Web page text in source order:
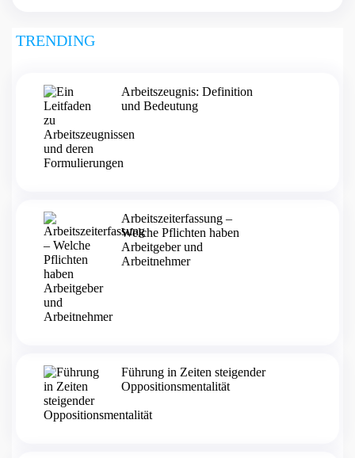
TRENDING
Arbeitszeugnis: Definition
und Bedeutung
Arbeitszeiterfassung –
Welche Pflichten haben
Arbeitgeber und
Arbeitnehmer
Führung in Zeiten steigender
Oppositionsmentalität